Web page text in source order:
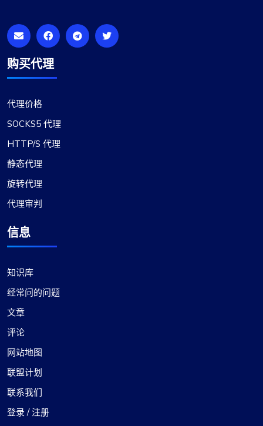
购买代理
代理价格
SOCKS5 代理
HTTP/S 代理
静态代理
旋转代理
代理审判
信息
知识库
经常问的问题
文章
评论
网站地图
联盟计划
联系我们
登录 / 注册